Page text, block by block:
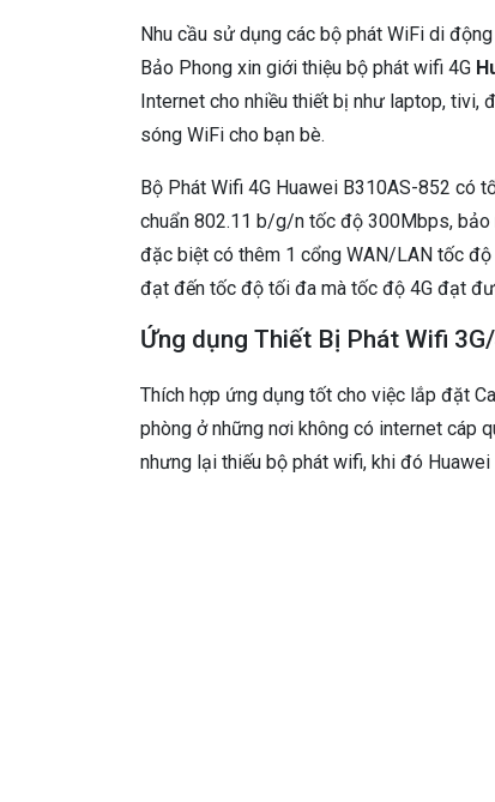
Nhu cầu sử dụng các bộ phát WiFi di
Bảo Phong xin giới thiệu bộ phát wifi 4G
Internet cho nhiều thiết bị như laptop, tivi,
sóng WiFi cho bạn bè.
Bộ Phát Wifi 4G Huawei B310AS-852
chuẩn 802.11 b/g/n tốc độ 300Mbps,
đặc biệt có thêm 1 cổng WAN/LAN tốc
đạt đến tốc độ tối đa mà tốc độ 4G đạt
Ứng dụng Thiết Bị Phát Wifi
Thích hợp ứng dụng tốt cho việc lắp đặt
phòng ở những nơi không có internet cáp
nhưng lại thiếu bộ phát wifi, khi đó